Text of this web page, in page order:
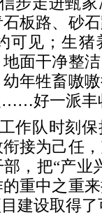
板路、砂
可见；生猪
面干净整
年牲畜嗷
……好一派丰
作队时刻
接为己任
，把“产业
重中之重
建设取得